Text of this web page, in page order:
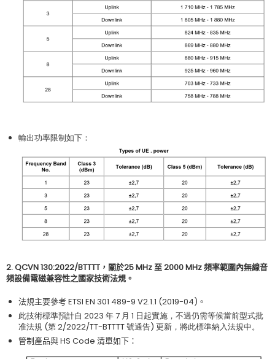
輸出功率限制如下 ：
2. QCVN 130:2022/BTTTT ，關於25 MHz至2000 MHz頻率範圍內無線音
頻設備電磁兼容性之國家技術法規。
法規主要參考ETSI EN 301 489-9 V2.1.1 (2019-04) 。
此技術標準預計自 2023 年7 月 1 日起實施，不過仍需等候當前型式批
准法規 (第2/2022/TT-BTTTT號通告) 更新，將此標準納入法規中。
管制產品與HS Code 清單如下 ：